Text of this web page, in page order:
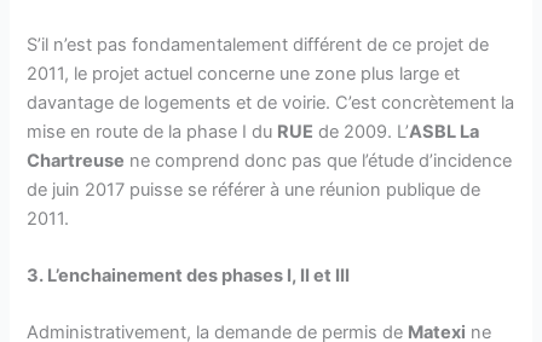
S’il n’est pas fondamentalement différent de ce projet de
2011, le projet actuel concerne une zone plus large et
davantage de logements et de voirie. C’est concrètement la
mise en route de la phase I du RUE de 2009. L’ASBL La
Chartreuse ne comprend donc pas que l’étude d’incidence
de juin 2017 puisse se référer à une réunion publique de
2011.
3. L’enchainement des phases I, II et III
Administrativement, la demande de permis de Matexi ne